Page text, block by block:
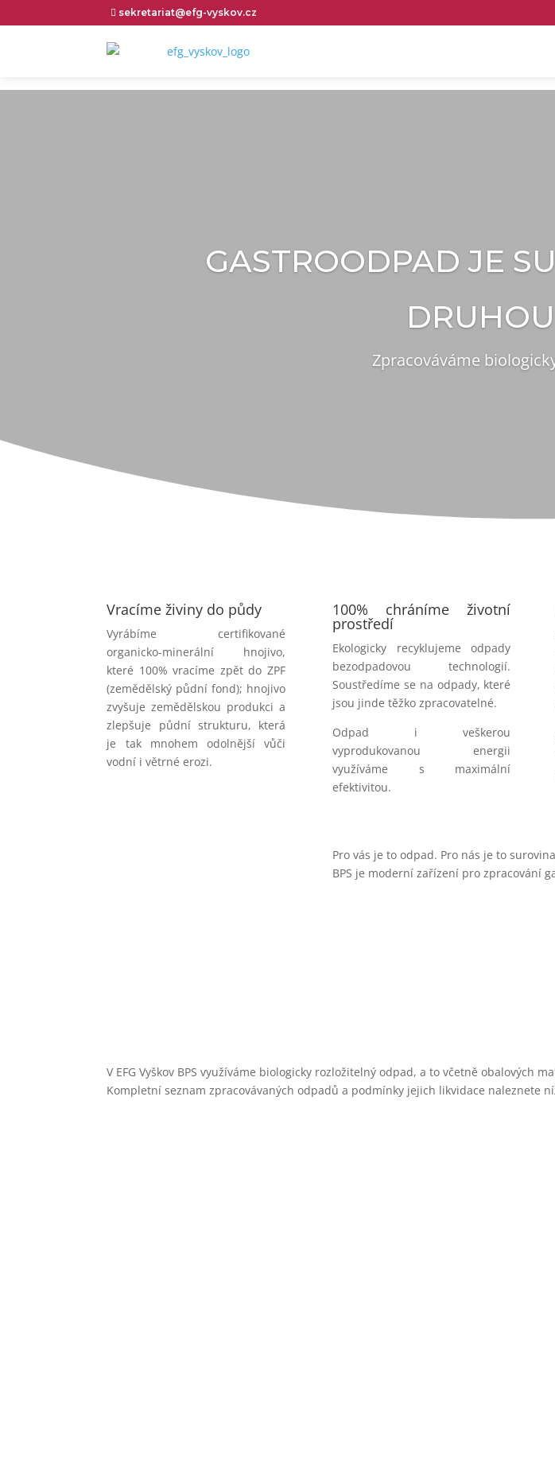
 sekretariat@efg-vyskov.cz
et_pb_section
GASTROODPAD JE
Zpracováváme
Vracíme živiny do půdy
Vyrábíme certifikované
organicko-minerální hnojivo,
které 100% vracíme zpět do ZPF
(zemědělský půdní fond); hnojivo
zvyšuje zemědělskou produkci a
zlepšuje půdní strukturu, která
je tak mnohem odolnější vůči
vodní i větrné erozi.
100% chráníme životní
prostředí
Ekologicky recyklujeme odpady
bezodpadovou technologií.
Soustředíme se na odpady, které
jsou jinde těžko zpracovatelné.
Odpad i veškerou
vyprodukovanou energii
využíváme s maximální
efektivitou.
Pro vás je to odpad. Pro nás je to
BPS je moderní zařízení pro zpracování
V EFG Vyškov BPS využíváme biologicky rozložitelný odpad, a to včetně obalových
Kompletní seznam zpracovávaných odpadů a podmínky jejich likvidace naleznete